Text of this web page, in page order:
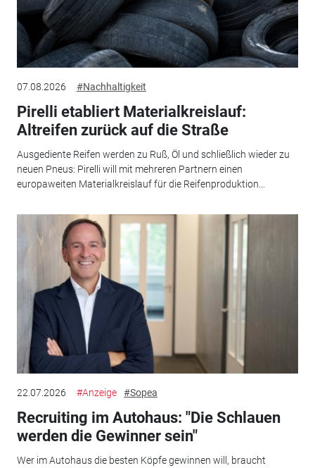
07.08.2026 #Nachhaltigkeit
Pirelli etabliert Materialkreislauf:
Altreifen zurück auf die Straße
Ausgediente Reifen werden zu Ruß, Öl und schließlich wieder zu
neuen Pneus: Pirelli will mit mehreren Partnern einen
europaweiten Materialkreislauf für die Reifenproduktion...
22.07.2026 #Anzeige #Sopea
Recruiting im Autohaus: "Die Schlauen
werden die Gewinner sein"
Wer im Autohaus die besten Köpfe gewinnen will, braucht